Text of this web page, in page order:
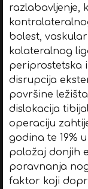
razlabavljenje,
bolest,
kolateralnog
periprostetska
disrupcija
površine
dislokacija
operaciju
godina te 19%
položaj donjih
poravnanja
faktor koji